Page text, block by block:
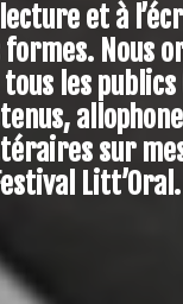
lecture et à
Nous
les
sur
Litt’Oral.